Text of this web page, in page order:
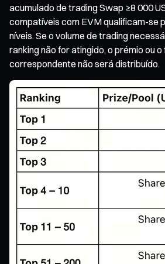
acumulado de trading Swap ≥8 000
compatíveis com EVM qualificam-se
níveis. Se o volume de trading
ranking não for atingido, o prémio ou
correspondente não será distribuído.